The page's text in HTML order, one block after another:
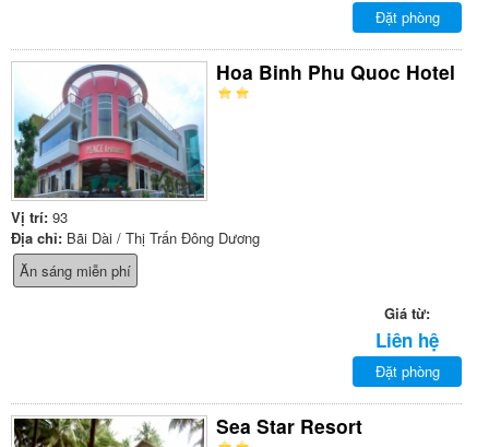
Đặt phòng
Hoa Binh Phu Quoc Hotel
Vị trí: 93
Địa chỉ: Bãi Dài / Thị Trấn Đông Dương
Ăn sáng miễn phí
Giá từ:
Liên hệ
Đặt phòng
Sea Star Resort